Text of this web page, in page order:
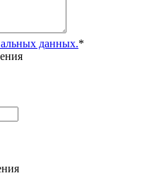
данных.*